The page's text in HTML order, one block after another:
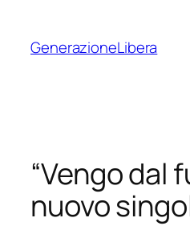
contenuto
GenerazioneLibera
“Vengo dal
nuovo